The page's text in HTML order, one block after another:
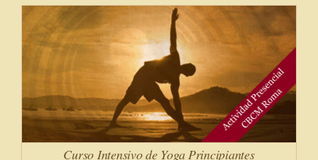
Curso Intensivo de Yoga Principiantes